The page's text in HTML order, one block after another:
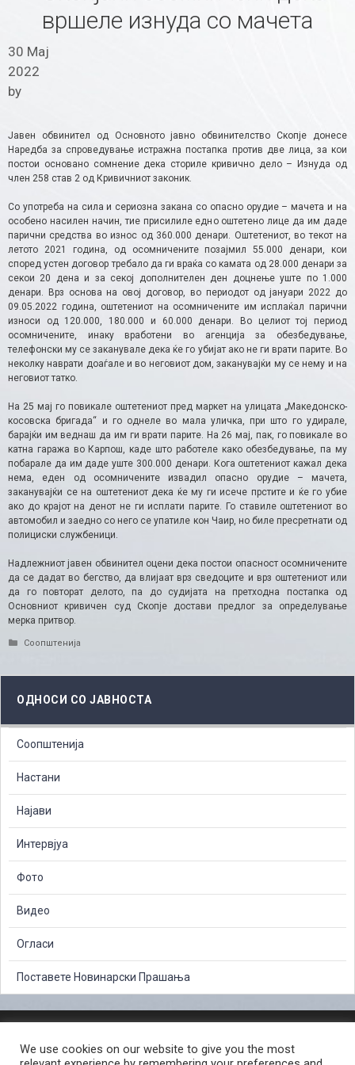
вршеле изнуда со мачета
30 Мај
2022
by
Јавен обвинител од Основното јавно обвинителство Скопје донесе
Наредба за спроведување истражна постапка против две лица, за кои
постои основано сомнение дека сториле кривично дело – Изнуда од
член 258 став 2 од Кривичниот законик.
Со употреба на сила и сериозна закана со опасно орудие – мачета и на
особено насилен начин, тие присилиле едно оштетено лице да им даде
парични средства во износ од 360.000 денари. Оштетениот, во текот на
летото 2021 година, од осомничените позајмил 55.000 денари, кои
според устен договор требало да ги враќа со камата од 28.000 денари за
секои 20 дена и за секој дополнителен ден доцнење уште по 1.000
денари. Врз основа на овој договор, во периодот од јануари 2022 до
09.05.2022 година, оштетениот на осомничените им исплаќал парични
износи од 120.000, 180.000 и 60.000 денари. Во целиот тој период
осомничените, инаку вработени во агенција за обезбедување,
телефонски му се заканувале дека ќе го убијат ако не ги врати парите. Во
неколку наврати доаѓале и во неговиот дом, заканувајќи му се нему и на
неговиот татко.
На 25 мај го повикале оштетениот пред маркет на улицата „Македонско-
косовска бригада“ и го однеле во мала уличка, при што го удирале,
барајќи им веднаш да им ги врати парите. На 26 мај, пак, го повикале во
катна гаража во Карпош, каде што работеле како обезбедување, па му
побарале да им даде уште 300.000 денари. Кога оштетениот кажал дека
нема, еден од осомничените извадил опасно орудие – мачета,
заканувајќи се на оштетениот дека ќе му ги исече прстите и ќе го убие
ако до крајот на денот не ги исплати парите. Го ставиле оштетениот во
автомобил и заедно со него се упатиле кон Чаир, но биле пресретнати од
полициски службеници.
Надлежниот јавен обвинител оцени дека постои опасност осомничените
да се дадат во бегство, да влијаат врз сведоците и врз оштетениот или
да го повторат делото, па до судијата на претходна постапка од
Основниот кривичен суд Скопје достави предлог за определување
мерка притвор.​
Categories
Соопштенија
ОДНОСИ СО ЈАВНОСТА
Соопштенија
Настани
Најави
Интервјуа
Фото
Видео
Огласи
Поставете Новинарски Прашања
СЛОБОДЕН ПРИСТАП ДО ИНФОРМАЦИИ ОД ЈАВЕН КАРАКТЕР
We use cookies on our website to give you the most